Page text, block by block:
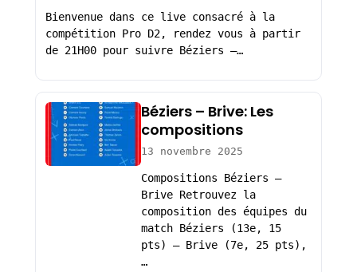
Bienvenue dans ce live consacré à la
compétition Pro D2, rendez vous à partir
de 21H00 pour suivre Béziers –…
Béziers – Brive: Les
compositions
13 novembre 2025
Compositions Béziers –
Brive Retrouvez la
composition des équipes du
match Béziers (13e, 15
pts) – Brive (7e, 25 pts),
…